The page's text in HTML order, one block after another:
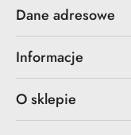
Dane adresowe
Informacje
O sklepie